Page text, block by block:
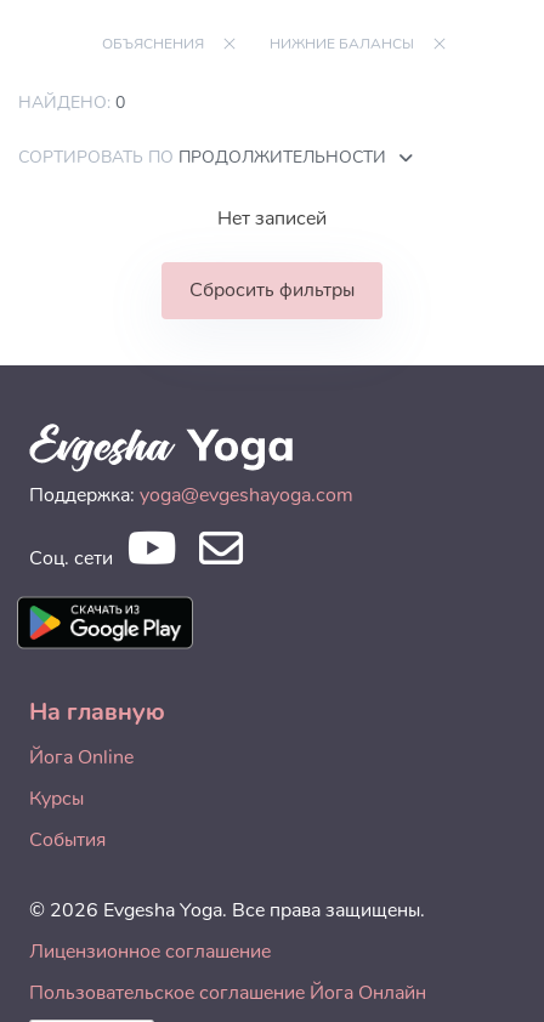
ОБЪЯСНЕНИЯ НИЖНИЕ БАЛАНСЫ
НАЙДЕНО: 0
СОРТИРОВАТЬ ПО ПРОДОЛЖИТЕЛЬНОСТИ
Нет записей
Сбросить фильтры
Поддержка: yoga@evgeshayoga.com
Соц. сети
На главную
Йога Online
Курсы
События
© 2026 Evgesha Yoga. Все права защищены.
Лицензионное соглашение
Пользовательское соглашение Йога Онлайн